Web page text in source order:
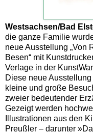
Westsachsen/Bad
die ganze Familie
neue Ausstellung „Von
Besen“ mit
Verlage in der
Diese neue
kleine und große
zweier bedeutender
Gezeigt werden
Illustrationen aus den
Preußler – darunter